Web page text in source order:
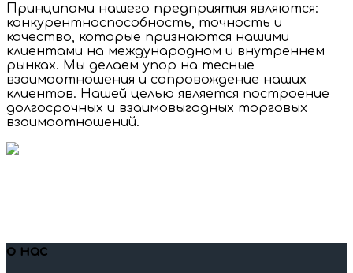
Принципами нашего предприятия являются:
конкурентноспособность, точность и
качество, которые признаются нашими
клиентами на международном и внутреннем
рынках. Мы делаем упор на тесные
взаимоотношения и сопровождение наших
клиентов. Нашей целью является построение
долгосрочных и взаимовыгодных торговых
взаимоотношений.
о нас